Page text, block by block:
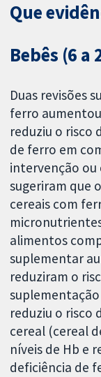
Que
Bebês (6 a
Duas revisões
ferro
reduziu o risco
de ferro em
intervenção ou
sugeriram que
cereais com
alimentos
suplementar
reduziram o
reduziu o risco
cereal (cereal
níveis de Hb e
deficiência de